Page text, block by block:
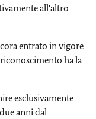
all'altro
entrato in vigore
ha la
esclusivamente
anni dal